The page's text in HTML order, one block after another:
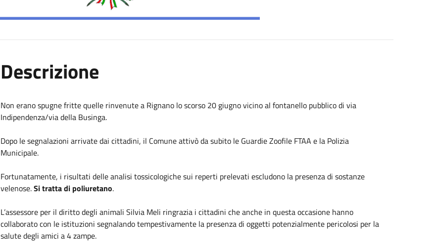
Descrizione
Non erano spugne fritte quelle rinvenute a Rignano lo scorso 20 giugno vicino al fontanello pubblico di via
Indipendenza/via della Businga.
Dopo le segnalazioni arrivate dai cittadini, il Comune attivò da subito le Guardie Zoofile FTAA e la Polizia
Municipale.
Fortunatamente, i risultati delle analisi tossicologiche sui reperti prelevati escludono la presenza di sostanze
velenose.Si tratta di poliuretano.
L’assessore per il diritto degli animali Silvia Meli ringrazia i cittadini che anche in questa occasione hanno
collaborato con le istituzioni segnalando tempestivamente la presenza di oggetti potenzialmente pericolosi per la
salute degli amici a 4 zampe.